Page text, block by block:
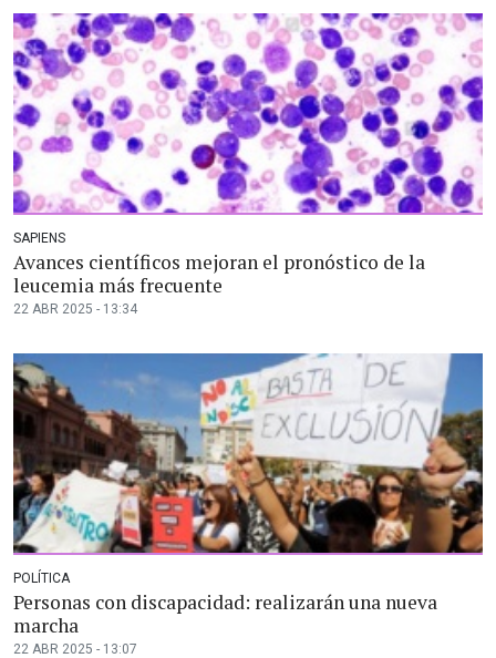
SAPIENS
Avances científicos mejoran el pronóstico de la
leucemia más frecuente
22 ABR 2025 - 13:34
POLÍTICA
Personas con discapacidad: realizarán una nueva
marcha
22 ABR 2025 - 13:07